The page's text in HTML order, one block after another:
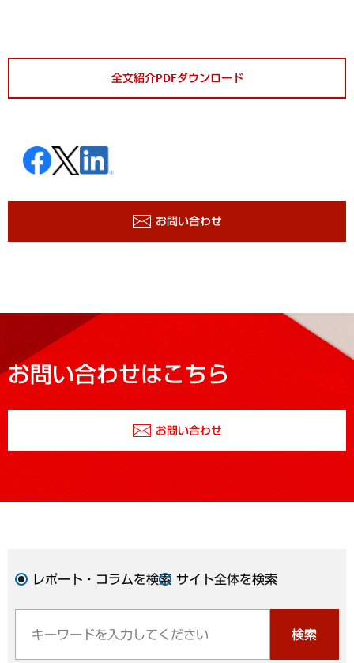
全文紹介PDFダウンロード
お問い合わせ
お問い合わせはこちら
お問い合わせ
レポート・コラムを検索 サイト全体を検索
検索